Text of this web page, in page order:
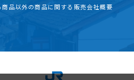
品以外の商品に関する販売会社概要